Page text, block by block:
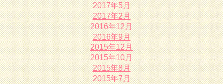
2017年5月
2017年2月
2016年12月
2016年9月
2015年12月
2015年10月
2015年8月
2015年7月